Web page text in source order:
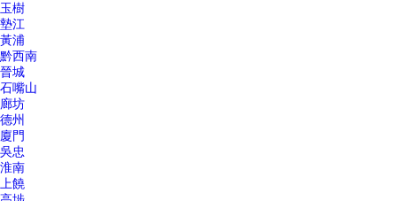
玉樹
墊江
黃浦
黔西南
晉城
石嘴山
廊坊
德州
廈門
吳忠
淮南
上饒